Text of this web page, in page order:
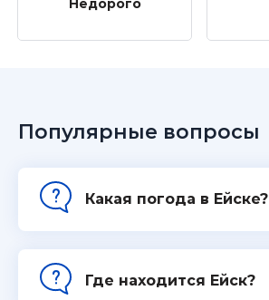
Недорого
Популярные вопросы
Какая погода в Ейске?
Где находится Ейск?